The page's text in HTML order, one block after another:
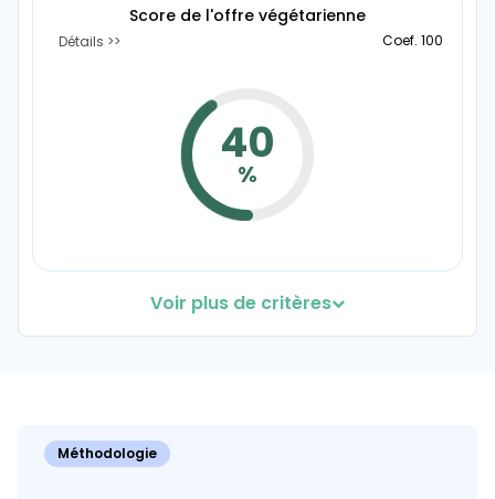
51%
Score de l'offre végétarienne
Détails Coef. 100
40
%
Part de l'alimentation sans pesticide de
synthèse
Voir plus de critères
Méthodologie